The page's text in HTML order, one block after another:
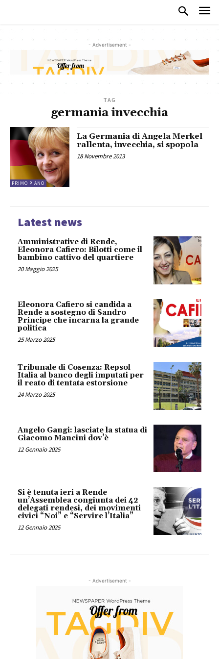
- Advertisement -
TAG
germania invecchia
PRIMO PIANO
La Germania di Angela Merkel
rallenta, invecchia, si spopola
18 Novembre 2013
Latest news
Amministrative di Rende,
Eleonora Cafiero: Bilotti come il
bambino cattivo del quartiere
20 Maggio 2025
Eleonora Cafiero si candida a
Rende a sostegno di Sandro
Principe che incarna la grande
politica
25 Marzo 2025
Tribunale di Cosenza: Repsol
Italia al banco degli imputati per
il reato di tentata estorsione
24 Marzo 2025
Angelo Gangi: lasciate la statua di
Giacomo Mancini dov’è
12 Gennaio 2025
Si è tenuta ieri a Rende
un’Assemblea congiunta dei 42
delegati rendesi, dei movimenti
civici “Noi” e “Servire l’Italia”
12 Gennaio 2025
- Advertisement -